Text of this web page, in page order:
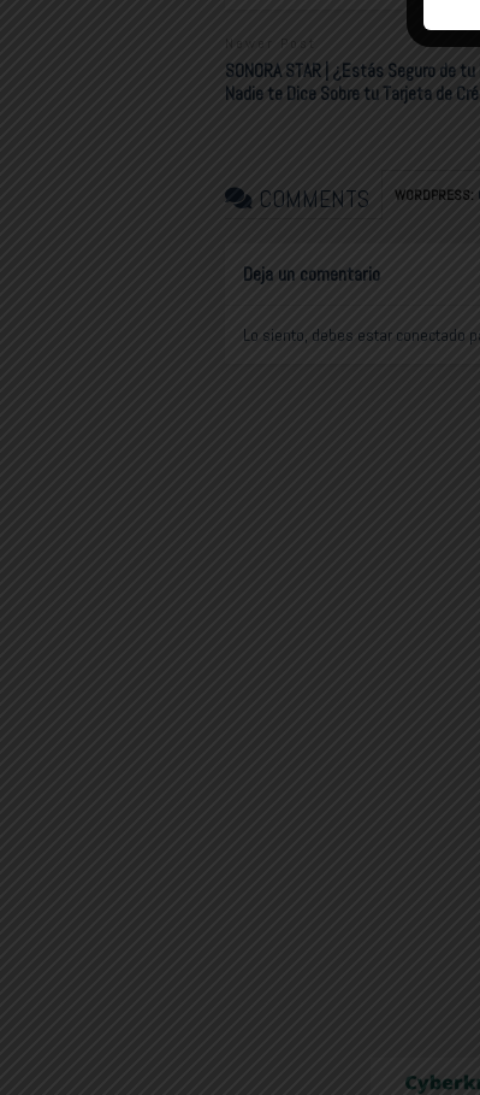
Newer Post
SONORA STAR | ¿Estás Seguro de
Nadie te Dice Sobre tu Tarjeta de
COMMENTS WORDPRESS:
Deja un comentario
Lo siento, debes estar conectado